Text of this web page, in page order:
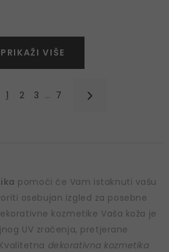
PRIKAŽI VIŠE
1 2 3 … 7
pomoći će Vam istaknuti vašu
osebujan izgled za posebne
kozmetike Vaša koža je
UV zračenja, pretjerane
dekorativna kozmetika